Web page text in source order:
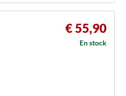
€ 55,90
En stock